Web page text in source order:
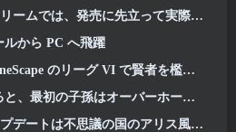
売に先立って実際のゲームの様子をご覧いただけます
ルから PC へ飛躍
で賢者を檻から救い出す準備をしましょう: 悪魔の契約
の子孫はオーバーホールを受けています
ートは不思議の国のアリス風に変身